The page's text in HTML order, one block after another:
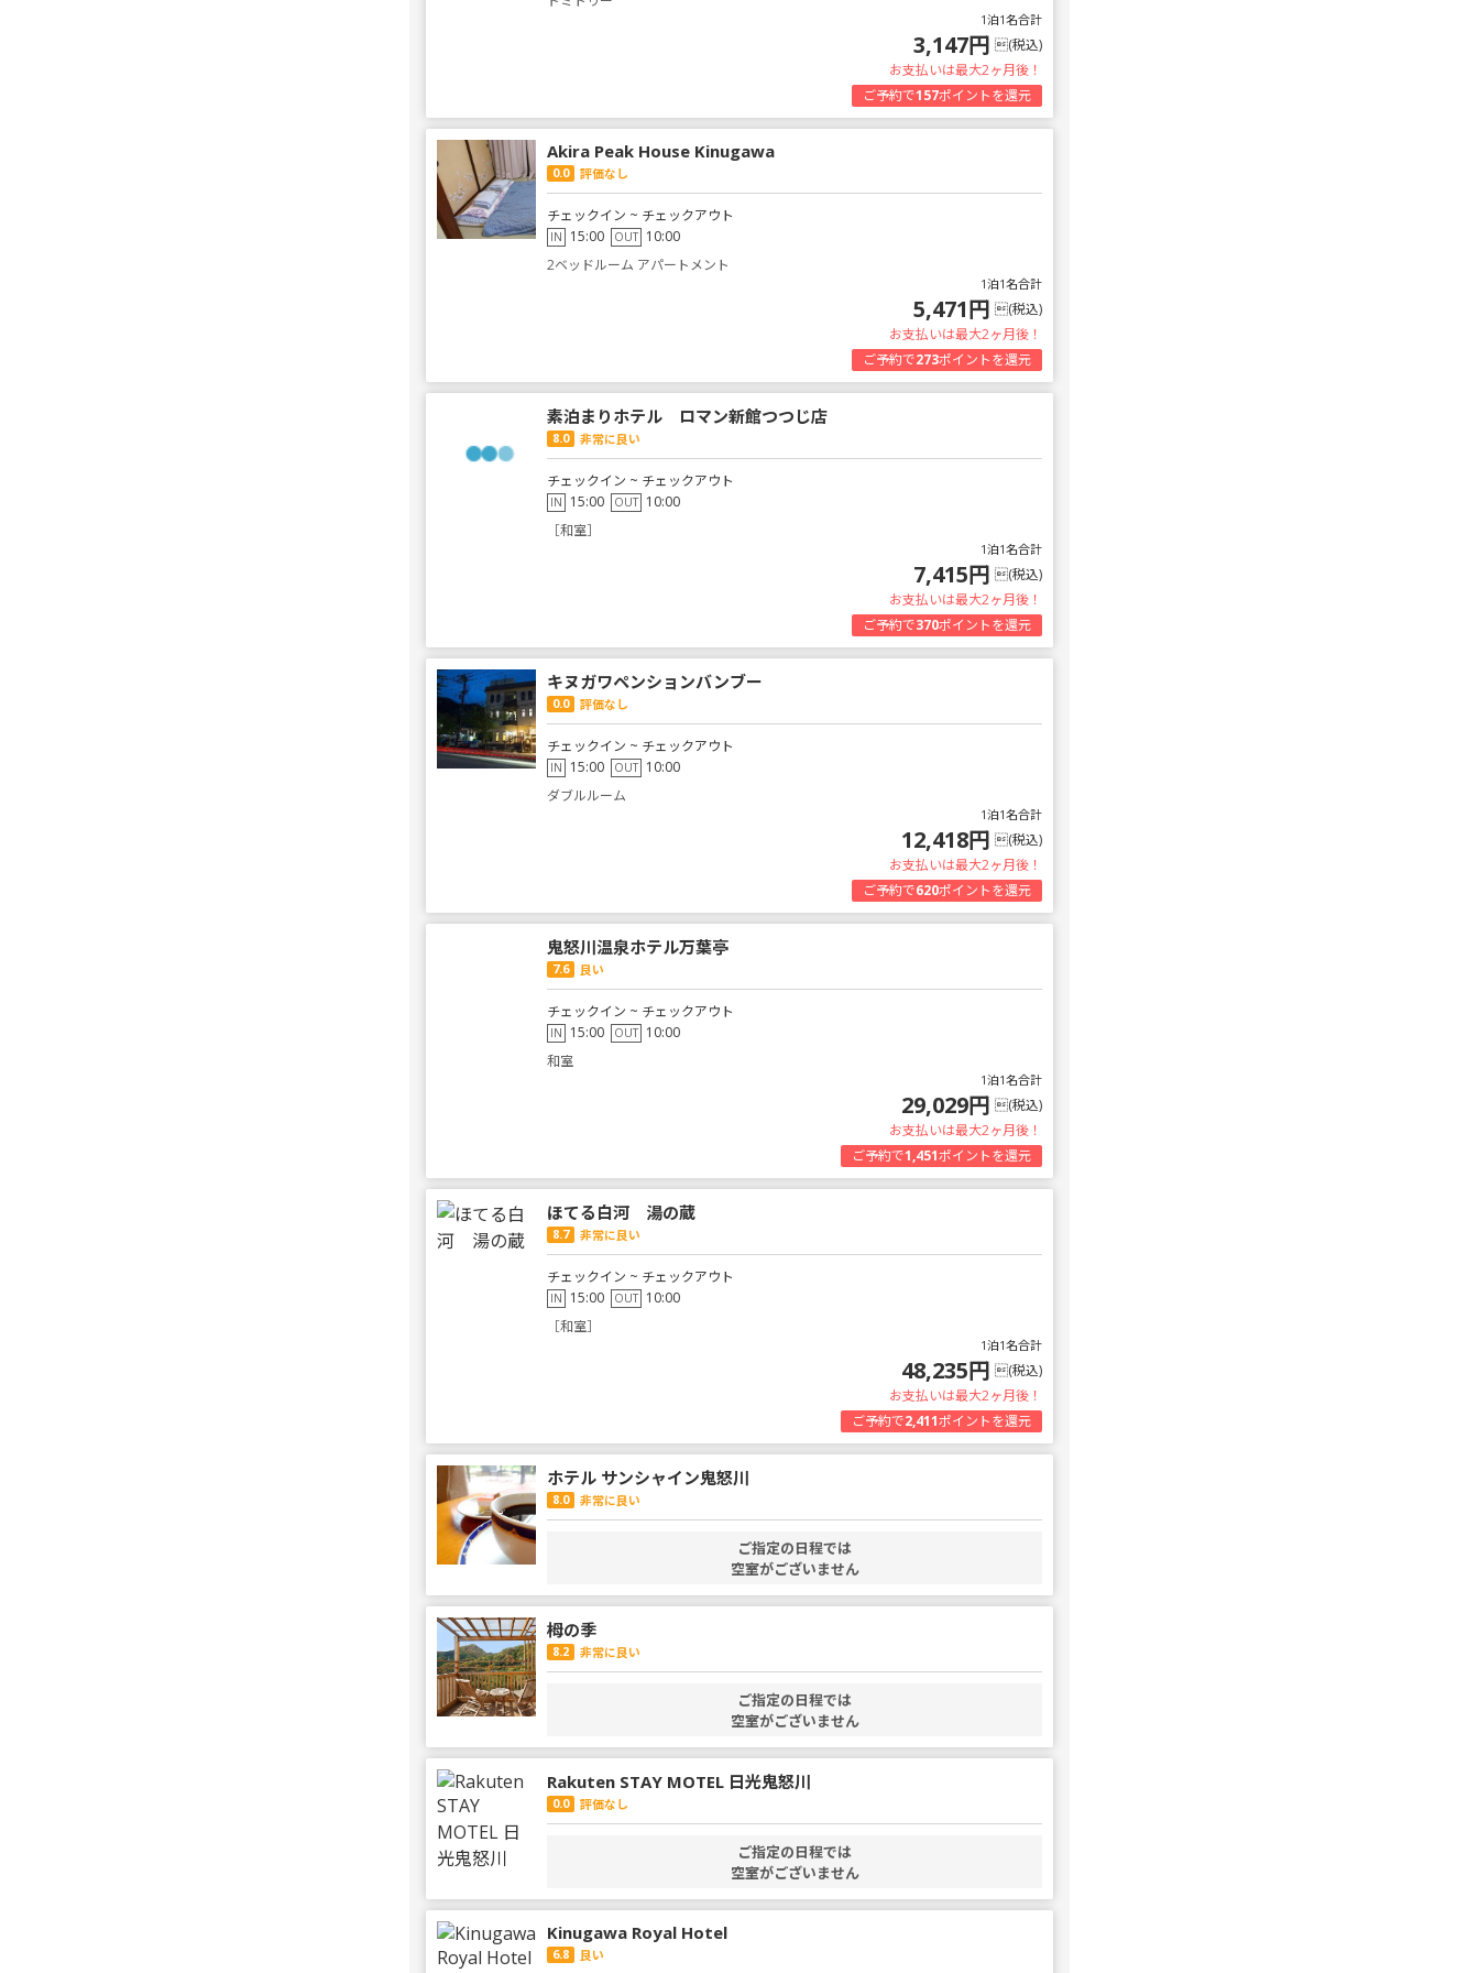
1泊1名合計
3,147円 (税込)
お支払いは最大2ヶ月後！
ご予約で157ポイントを還元
Akira Peak House Kinugawa
0.0 評価なし
チェックイン ~ チェックアウト
IN 15:00 OUT 10:00
2ベッドルーム アパートメント
1泊1名合計
5,471円 (税込)
お支払いは最大2ヶ月後！
ご予約で273ポイントを還元
素泊まりホテル ロマン新館つつじ店
8.0 非常に良い
チェックイン ~ チェックアウト
IN 15:00 OUT 10:00
［和室］
1泊1名合計
7,415円 (税込)
お支払いは最大2ヶ月後！
ご予約で370ポイントを還元
キヌガワペンションバンブー
0.0 評価なし
チェックイン ~ チェックアウト
IN 15:00 OUT 10:00
ダブルルーム
1泊1名合計
12,418円 (税込)
お支払いは最大2ヶ月後！
ご予約で620ポイントを還元
鬼怒川温泉ホテル万葉亭
7.6 良い
チェックイン ~ チェックアウト
IN 15:00 OUT 10:00
和室
1泊1名合計
29,029円 (税込)
お支払いは最大2ヶ月後！
ご予約で1,451ポイントを還元
ほてる白河 湯の蔵
8.7 非常に良い
チェックイン ~ チェックアウト
IN 15:00 OUT 10:00
［和室］
1泊1名合計
48,235円 (税込)
お支払いは最大2ヶ月後！
ご予約で2,411ポイントを還元
ホテル サンシャイン鬼怒川
8.0 非常に良い
ご指定の日程では
空室がございません
栂の季
8.2 非常に良い
ご指定の日程では
空室がございません
Rakuten STAY MOTEL 日光鬼怒川
0.0 評価なし
ご指定の日程では
空室がございません
Kinugawa Royal Hotel
6.8 良い